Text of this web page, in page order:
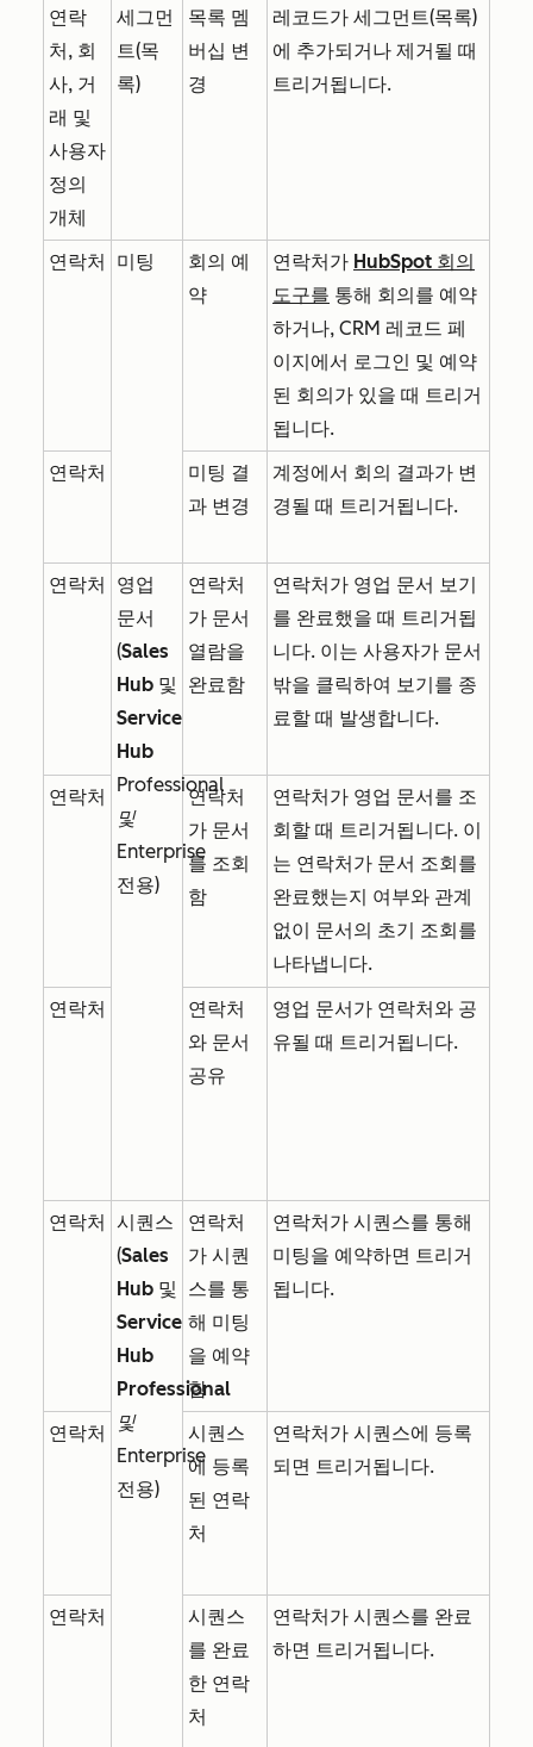
연락
처, 회
사, 거
래 및
사용자
정의
개체
세그먼
트(목
록)
목록 멤
버십 변
경
레코드가 세그먼트(목록)
에 추가되거나 제거될 때
트리거됩니다.
연락처 미팅
회의 예
약
연락처가 HubSpot 회의
도구를 통해 회의를 예약
하거나, CRM 레코드 페
이지에서 로그인 및 예약
된 회의가 있을 때 트리거
됩니다.
연락처
미팅 결
과 변경
계정에서 회의 결과가 변
경될 때 트리거됩니다.
연락처
영업
문서
(Sales
Hub 및
Service
Hub
Professional
및
Enterprise
전용)
연락처
가 문서
열람을
완료함
연락처가 영업 문서 보기
를 완료했을 때 트리거됩
니다. 이는 사용자가 문서
밖을 클릭하여 보기를 종
료할 때 발생합니다.
연락처
연락처
가 문서
를 조회
함
연락처가 영업 문서를 조
회할 때 트리거됩니다. 이
는 연락처가 문서 조회를
완료했는지 여부와 관계
없이 문서의 초기 조회를
나타냅니다.
연락처
연락처
와 문서
공유
영업 문서가 연락처와 공
유될 때 트리거됩니다.
연락처
시퀀스
(Sales
Hub 및
Service
Hub
Professional
및
Enterprise
전용)
연락처
가 시퀀
스를 통
해 미팅
을 예약
함
연락처가 시퀀스를 통해
미팅을 예약하면 트리거
됩니다.
연락처
시퀀스
에 등록
된 연락
처
연락처가 시퀀스에 등록
되면 트리거됩니다.
연락처
시퀀스
를 완료
한 연락
처
연락처가 시퀀스를 완료
하면 트리거됩니다.